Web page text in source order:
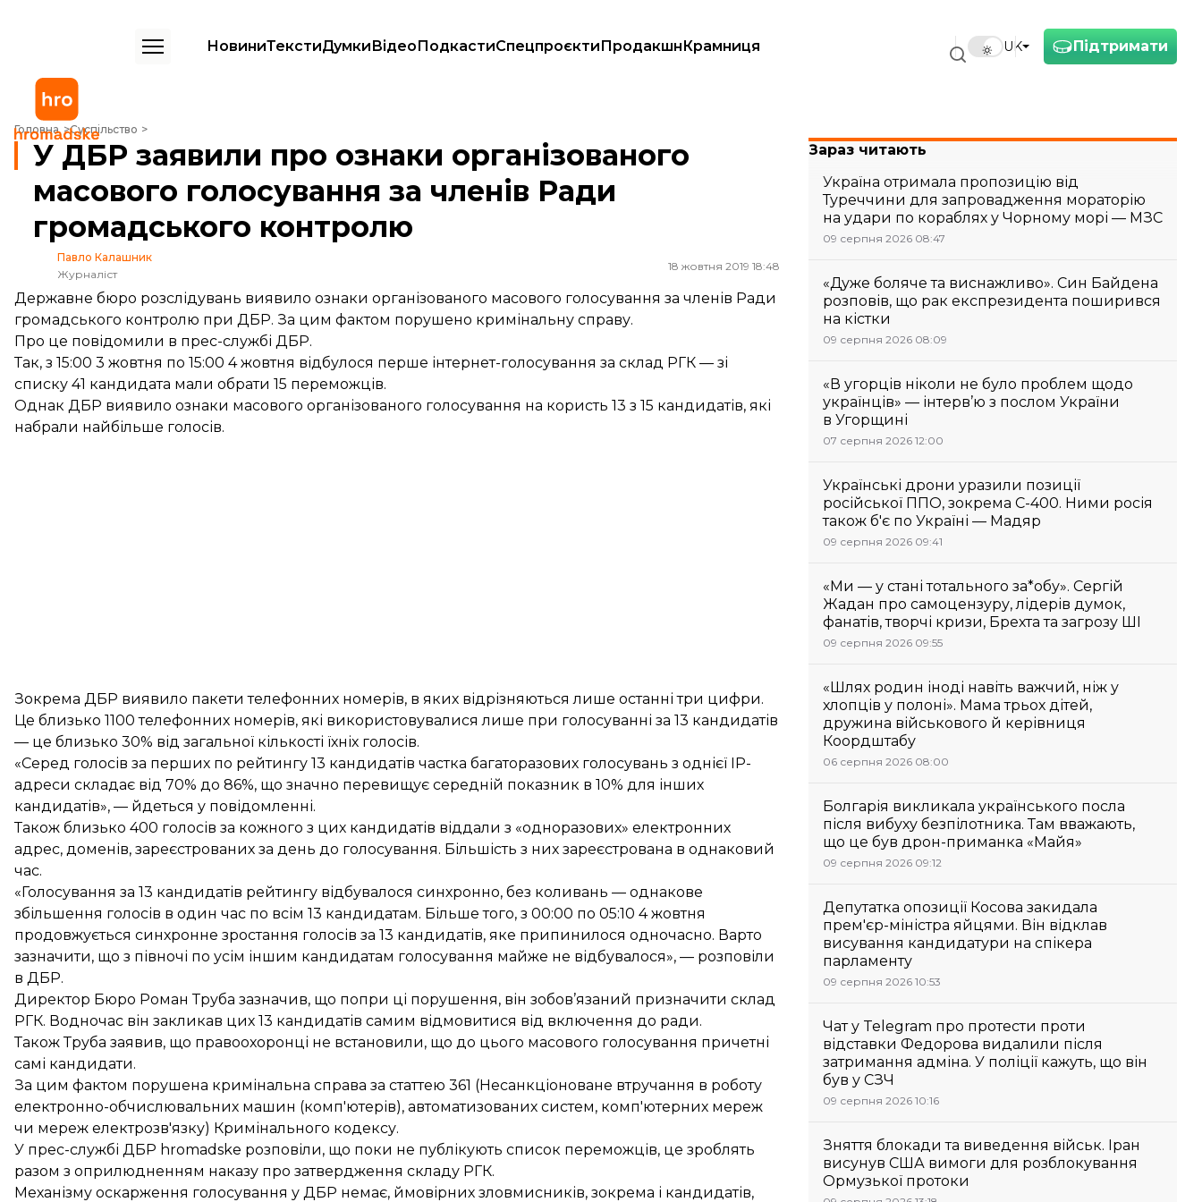
Підтримати
UK
НовиниТекстиДумкиВідеоПодкастиСпецпроєктиПродакшнКрамниця
Головна Суспільство
У ДБР заявили про ознаки організованого масового голосування за членів Ради громадського контролю
У ДБР заявили про ознаки організованого
масового голосування за членів Ради
громадського контролю
Павло Калашник
Журналіст
18 жовтня 2019 18:48
Державне бюро розслідувань виявило ознаки організованого масового голосування за членів Ради
громадського контролю при ДБР. За цим фактом порушено кримінальну справу.
Про це повідомили в прес-службі ДБР.
Так, з 15:00 3 жовтня по 15:00 4 жовтня відбулося перше інтернет-голосування за склад РГК — зі
списку 41 кандидата мали обрати 15 переможців.
Однак ДБР виявило ознаки масового організованого голосування на користь 13 з 15 кандидатів, які
набрали найбільше голосів.
Зокрема ДБР виявило пакети телефонних номерів, в яких відрізняються лише останні три цифри.
Це близько 1100 телефонних номерів, які використовувалися лише при голосуванні за 13 кандидатів
— це близько 30% від загальної кількості їхніх голосів.
«Серед голосів за перших по рейтингу 13 кандидатів частка багаторазових голосувань з однієї IP-
адреси складає від 70% до 86%, що значно перевищує середній показник в 10% для інших
кандидатів», — йдеться у повідомленні.
Також близько 400 голосів за кожного з цих кандидатів віддали з «одноразових» електронних
адрес, доменів, зареєстрованих за день до голосування. Більшість з них зареєстрована в однаковий
час.
«Голосування за 13 кандидатів рейтингу відбувалося синхронно, без коливань — однакове
збільшення голосів в один час по всім 13 кандидатам. Більше того, з 00:00 по 05:10 4 жовтня
продовжується синхронне зростання голосів за 13 кандидатів, яке припинилося одночасно. Варто
зазначити, що з півночі по усім іншим кандидатам голосування майже не відбувалося», — розповіли
в ДБР.
Директор Бюро Роман Труба зазначив, що попри ці порушення, він зобов’язаний призначити склад
РГК. Водночас він закликав цих 13 кандидатів самим відмовитися від включення до ради.
Також Труба заявив, що правоохоронці не встановили, що до цього масового голосування причетні
самі кандидати.
За цим фактом порушена кримінальна справа за статтею 361 (Несанкціоноване втручання в роботу
електронно-обчислювальних машин (комп'ютерів), автоматизованих систем, комп'ютерних мереж
чи мереж електрозв'язку) Кримінального кодексу.
У прес-службі ДБР hromadske розповіли, що поки не публікують список переможців, це зроблять
разом з оприлюдненням наказу про затвердження складу РГК.
Механізму оскарження голосування у ДБР немає, ймовірних зловмисників, зокрема і кандидатів,
Зараз читають
Україна отримала пропозицію від
Туреччини для запровадження мораторію
на удари по кораблях у Чорному морі — МЗС
09 серпня 2026 08:47
«Дуже боляче та виснажливо». Син Байдена
розповів, що рак експрезидента поширився
на кістки
09 серпня 2026 08:09
«В угорців ніколи не було проблем щодо
українців» — інтерв’ю з послом України
в Угорщині
07 серпня 2026 12:00
Українські дрони уразили позиції
російської ППО, зокрема С-400. Ними росія
також б'є по Україні — Мадяр
09 серпня 2026 09:41
«Ми — у стані тотального за*обу». Сергій
Жадан про самоцензуру, лідерів думок,
фанатів, творчі кризи, Брехта та загрозу ШІ
09 серпня 2026 09:55
«Шлях родин іноді навіть важчий, ніж у
хлопців у полоні». Мама трьох дітей,
дружина військового й керівниця
Коордштабу
06 серпня 2026 08:00
Болгарія викликала українського посла
після вибуху безпілотника. Там вважають,
що це був дрон-приманка «Майя»
09 серпня 2026 09:12
Депутатка опозиції Косова закидала
прем'єр-міністра яйцями. Він відклав
висування кандидатури на спікера
парламенту
09 серпня 2026 10:53
Чат у Telegram про протести проти
відставки Федорова видалили після
затримання адміна. У поліції кажуть, що він
був у СЗЧ
09 серпня 2026 10:16
Зняття блокади та виведення військ. Іран
висунув США вимоги для розблокування
Ормузької протоки